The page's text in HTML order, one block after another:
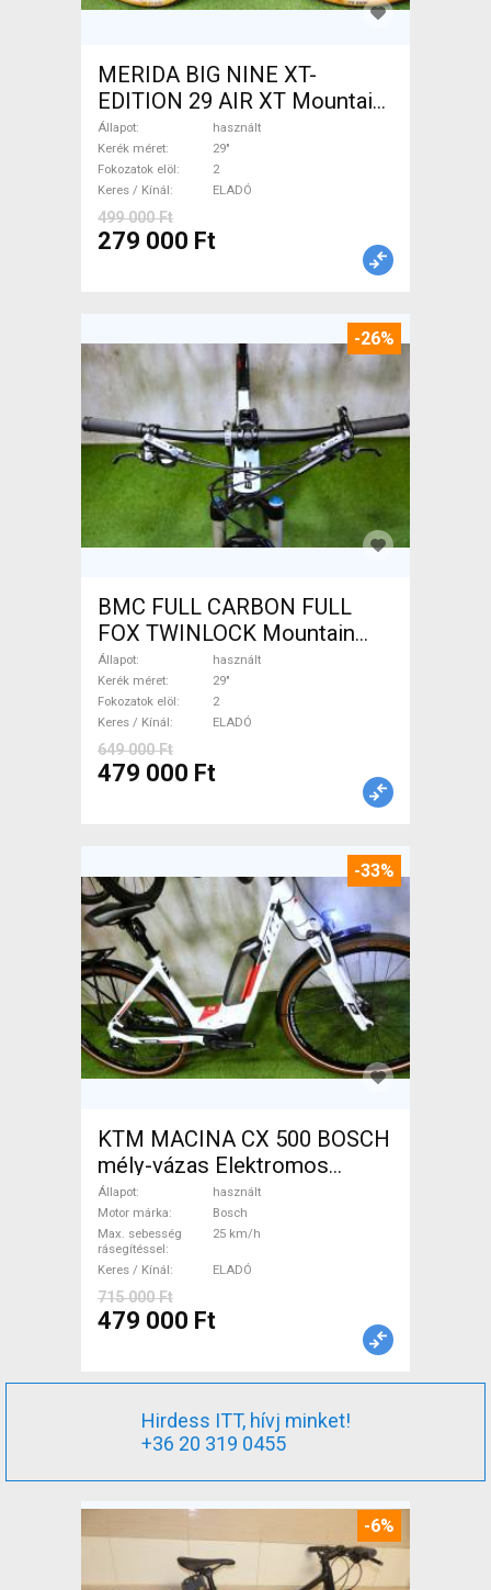
MERIDA BIG NINE XT-
EDITION 29 AIR XT Mountain
Bike 29" elöl teleszkópos
használt ELADÓ
Állapot
használt
Kerék méret
29"
Fokozatok elöl
2
Keres / Kínál
ELADÓ
499 000 Ft
279 000 Ft
-26%
BMC FULL CARBON FULL
FOX TWINLOCK Mountain
Bike 29" össztelós / fully
használt ELADÓ
Állapot
használt
Kerék méret
29"
Fokozatok elöl
2
Keres / Kínál
ELADÓ
649 000 Ft
479 000 Ft
-33%
KTM MACINA CX 500 BOSCH
mély-vázas Elektromos
Trekking/cross 25 km/h
Bosch használt ELADÓ
Állapot
használt
Motor márka
Bosch
Max. sebesség
rásegítéssel
25 km/h
Keres / Kínál ELADÓ
715 000 Ft
479 000 Ft
Hirdess ITT, hívj minket!
+36 20 319 0455
-6%